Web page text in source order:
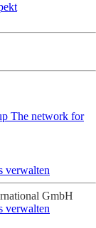
The network for
verwalten
GmbH
verwalten